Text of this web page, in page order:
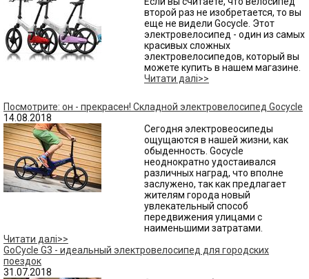
второй раз не изобретается, то вы
еще не видели Gocycle. Этот
электровелосипед - один из самых
красивых сложных
электровелосипедов, который вы
можете купить в нашем магазине.
Читати далі>>
Посмотрите: он - прекрасен! Складной электровелосипед Gocycle
14.08.2018
Сегодня электровеосипеды
ощущаются в нашей жизни, как
обыденность. Gocycle
неоднократно удостаивался
различных наград, что вполне
заслужено, так как предлагает
жителям города новый
увлекательный способ
передвижения улицами с
наименьшими затратами.
Читати далі>>
GoCycle G3 - идеальный электровелосипед для городских
поездок
31.07.2018